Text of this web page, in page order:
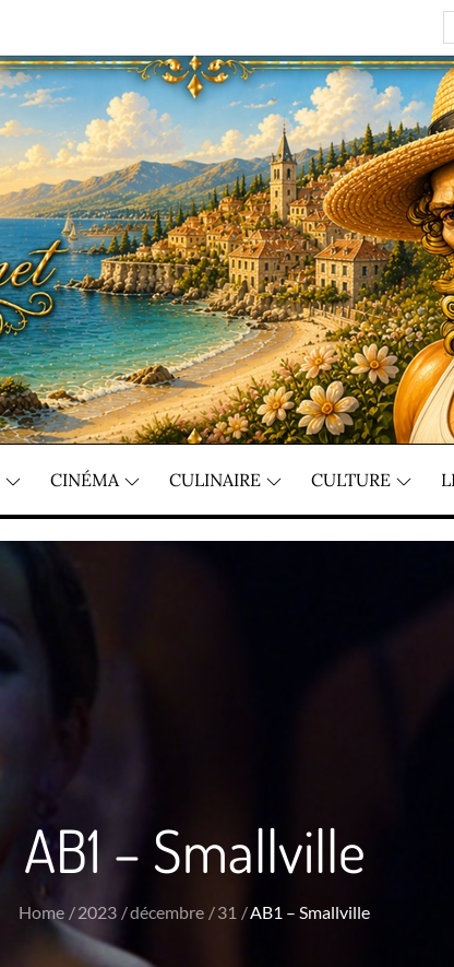
CINÉMA CULINAIRE CULTURE
AB1 – Smallville
Home 2023 décembre 31 AB1 – Smallville